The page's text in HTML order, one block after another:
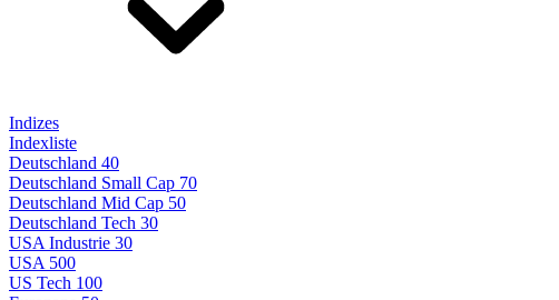
Indizes
Indexliste
Deutschland 40
Deutschland Small Cap 70
Deutschland Mid Cap 50
Deutschland Tech 30
USA Industrie 30
USA 500
US Tech 100